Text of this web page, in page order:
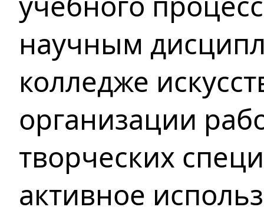
научным
колледже
организации
творческих
активное